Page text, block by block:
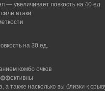
— увеличивает ловкость на 40 ед.
атаки
на 30 ед.
комбо очков
также насколько вы близки к